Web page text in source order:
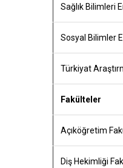
Sağlık Bilimleri
Sosyal Bilimler
Türkiyat
Fakülteler
Açıköğretim
Diş Hekimliği